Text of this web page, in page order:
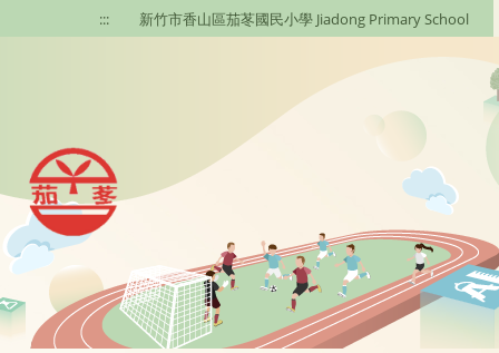
移至網頁之主要內容區位置
::: 新竹市香山區茄苳國民小學 Jiadong Primary School